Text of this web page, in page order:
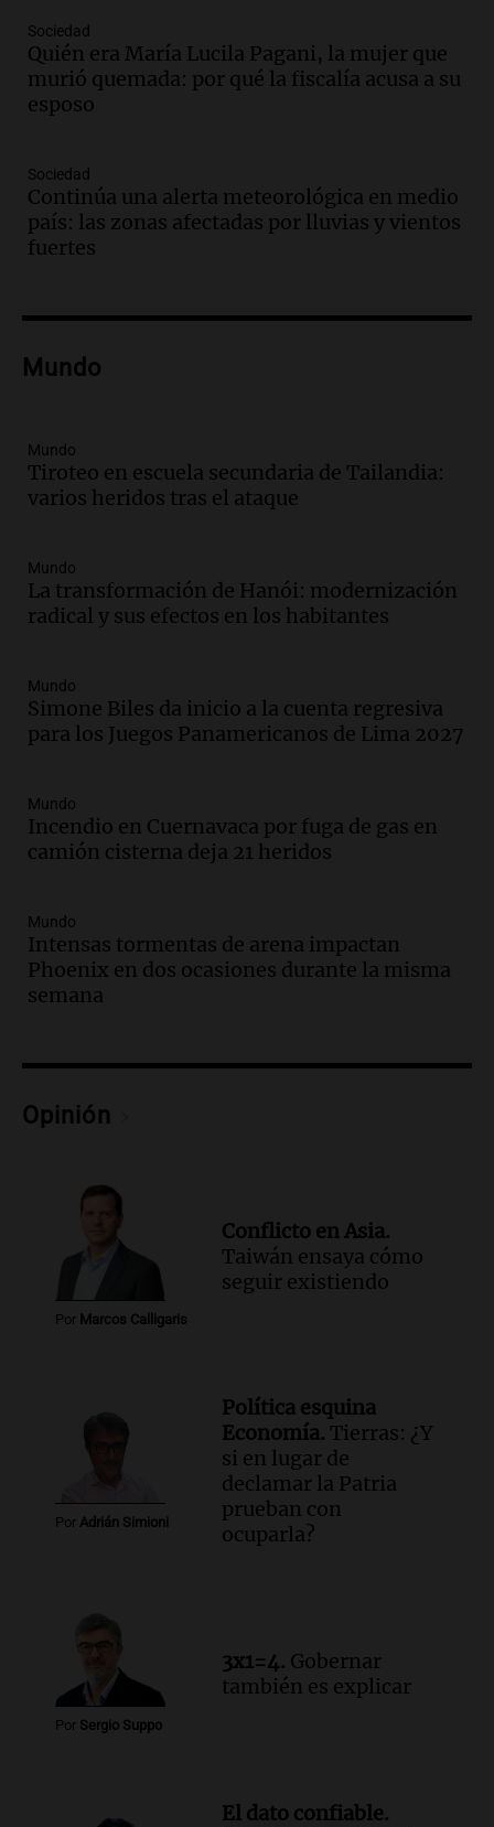
ayuda por problemas de fertilidad y la
ostentación de millonarios
Amamos Argentina
Episodios
avanza con testimonios clave sobre el
accidente en Villa Dolores
Panorama Federal
tributo todos los jueves
Episodios
sea, va a ser lindo”
La Cadena del Gol
Episodios
en ludopatía: “Tener el casino en la
mano es muy peligroso”
La Argentina, hoy
Episodios
ciudad de Córdoba para interiorizarse
sobre los parques educativos
Amamos Argentina
Audio.
traerá más lluvias y eventos extremos
durante la primavera
Audio.
Córdoba sigue trabajando para
restablecer el servicio de electricidad
tras fuertes vientos
Panorama Federal
Audio.Según una encuesta, el 80% de
economía mejorará el próximo año
Audio.
oficialismo la explique mejor" sobre la
ley de propiedad privada
Informados al regreso
Audio.Debate en el Senado y protesta
Viva la Radio Rosario
Episodios
Audio.
Manifestación en Rosario contra
la ley de Propiedad Privada debatida en
el Senado.
Viva la Radio Rosario
por la Ley de Tierras: "Construyeron un
relato mentiroso"
Informados al regreso
Episodios
Sociedad
Quién era María Lucila Pagani, la mujer que
murió quemada: por qué la fiscalía acusa a su
esposo
Sociedad
Continúa una alerta meteorológica en medio
país: las zonas afectadas por lluvias y vientos
fuertes
Mundo
Mundo
Tiroteo en escuela secundaria de Tailandia:
varios heridos tras el ataque
Mundo
La transformación de Hanói: modernización
radical y sus efectos en los habitantes
Mundo
Simone Biles da inicio a la cuenta regresiva
para los Juegos Panamericanos de Lima 2027
Mundo
Incendio en Cuernavaca por fuga de gas en
camión cisterna deja 21 heridos
Mundo
Intensas tormentas de arena impactan
Phoenix en dos ocasiones durante la misma
semana
Opinión
Por Marcos Calligaris
Conflicto en Asia.
Taiwán ensaya cómo
seguir existiendo
Por Adrián Simioni
Política esquina
Economía. Tierras: ¿Y
si en lugar de
declamar la Patria
prueban con
ocuparla?
Por Sergio Suppo
3x1=4. Gobernar
también es explicar
El dato confiable.